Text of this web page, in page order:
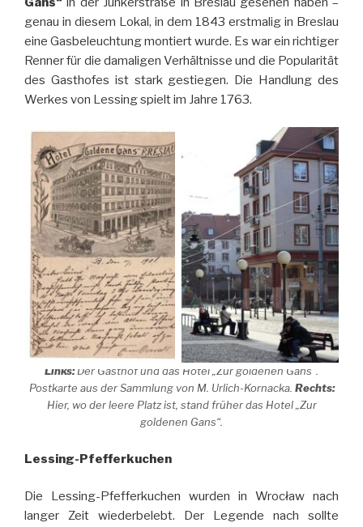
genau in diesem Lokal, in dem 1843 erstmalig in Breslau
eine Gasbeleuchtung montiert wurde. Es war ein richtiger
Renner für die damaligen Verhältnisse und die Popularität
des Gasthofes ist stark gestiegen. Die Handlung des
Werkes von Lessing spielt im Jahre 1763.
Links:Der Gasthof und das Hotel „Zur goldenen Gans“.
Postkarte aus der Sammlung von M. Urlich-Kornacka. Rechts:
Hier, wo der leere Platz ist, stand früher das Hotel „Zur
goldenen Gans“.
Lessing-Pfefferkuchen
Die Lessing-Pfefferkuchen wurden in Wrocław nach
langer Zeit wiederbelebt. Der Legende nach sollte